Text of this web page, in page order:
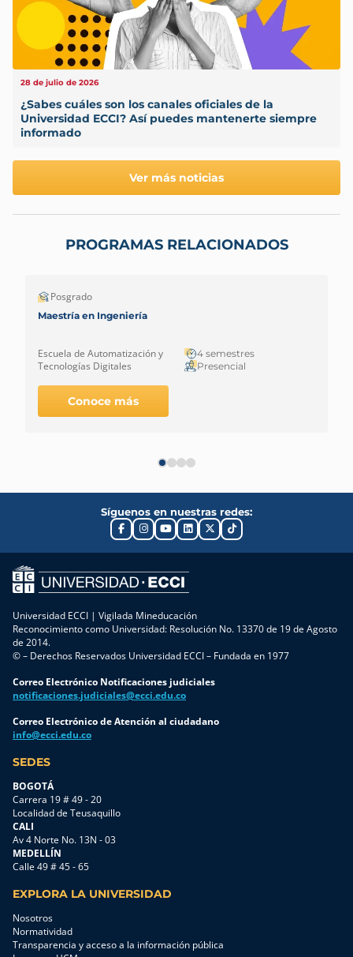
28 de julio de 2026
¿Sabes cuáles son los canales oficiales de la
Universidad ECCI? Así puedes mantenerte siempre
informado
Ver más noticias
PROGRAMAS RELACIONADOS
Posgrado
Maestría en Ingeniería
Escuela de Automatización y
Tecnologías Digitales
4 semestres
Presencial
Conoce más
Síguenos en nuestras redes:
Universidad ECCI | Vigilada Mineducación
Reconocimiento como Universidad: Resolución No. 13370 de 19 de Agosto
de 2014.
© – Derechos Reservados Universidad ECCI – Fundada en 1977
Correo Electrónico Notificaciones judiciales
notificaciones.judiciales@ecci.edu.co
Correo Electrónico de Atención al ciudadano
info@ecci.edu.co
SEDES
BOGOTÁ
Carrera 19 # 49 - 20
Localidad de Teusaquillo
CALI
Av 4 Norte No. 13N - 03
MEDELLÍN
Calle 49 # 45 - 65
EXPLORA LA UNIVERSIDAD
Nosotros
Normatividad
Transparencia y acceso a la información pública